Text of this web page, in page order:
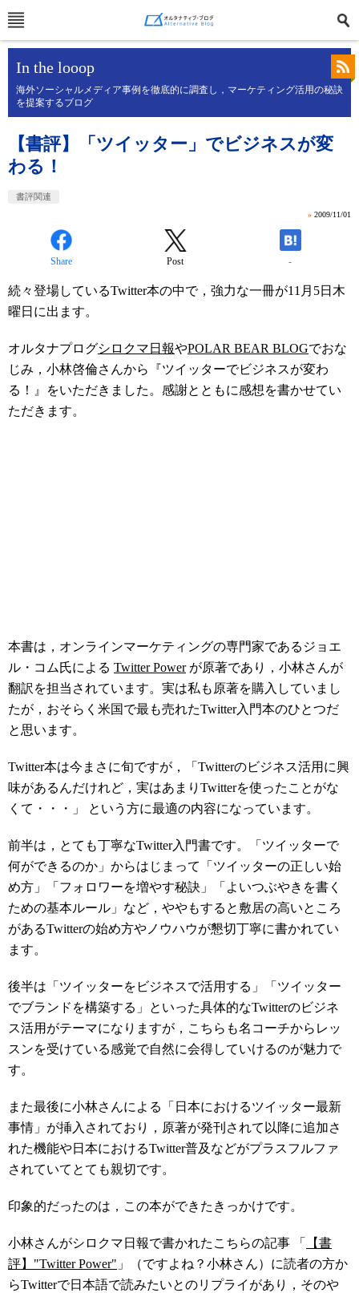
In the looop
海外ソーシャルメディア事例を徹底的に調査し，マーケティング活用の秘訣
を提案するブログ
【書評】「ツイッター」でビジネスが変
わる！
書評関連
» 2009/11/01
Share Post -
続々登場しているTwitter本の中で，強力な一冊が11月5日木
曜日に出ます。
オルタナプログシロクマ日報やPOLAR BEAR BLOGでおな
じみ，小林啓倫さんから『ツイッターでビジネスが変わ
る！』をいただきました。感謝とともに感想を書かせてい
ただきます。
本書は，オンラインマーケティングの専門家であるジョエ
ル・コム氏による Twitter Powerが原著であり，小林さんが
翻訳を担当されています。実は私も原著を購入していまし
たが，おそらく米国で最も売れたTwitter入門本のひとつだ
と思います。
Twitter本は今まさに旬ですが，「Twitterのビジネス活用に興
味があるんだけれど，実はあまりTwitterを使ったことがな
くて・・・」 という方に最適の内容になっています。
前半は，とても丁寧なTwitter入門書です。「ツイッターで
何ができるのか」からはじまって「ツイッターの正しい始
め方」「フォロワーを増やす秘訣」「よいつぶやきを書く
ための基本ルール」など，ややもすると敷居の高いところ
があるTwitterの始め方やノウハウが懇切丁寧に書かれてい
ます。
後半は「ツイッターをビジネスで活用する」「ツイッター
でブランドを構築する」といった具体的なTwitterのビジネ
ス活用がテーマになりますが，こちらも名コーチからレッ
スンを受けている感覚で自然に会得していけるのが魅力で
す。
また最後に小林さんによる「日本におけるツイッター最新
事情」が挿入されており，原著が発刊されて以降に追加さ
れた機能や日本におけるTwitter普及などがプラスフルファ
されていてとても親切です。
印象的だったのは，この本ができたきっかけです。
小林さんがシロクマ日報で書かれたこちらの記事 「
【書
評】"Twitter Power" 」（ですよね？小林さん）に読者の方か
らTwitterで日本語で読みたいとのリプライがあり，そのや